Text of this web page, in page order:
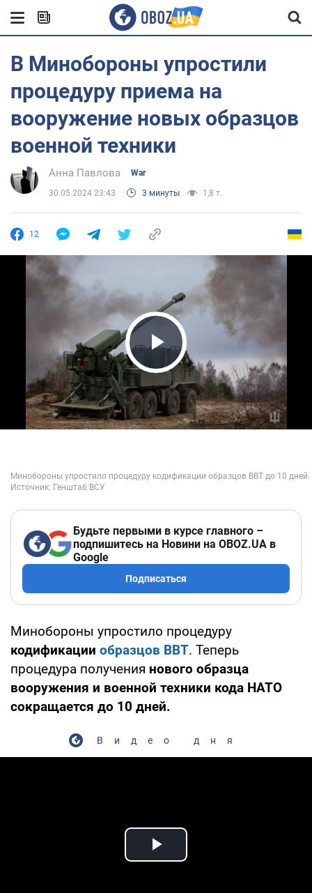
В Минобороны упростили
процедуру приема на
вооружение новых образцов
военной техники
Анна Павлова War
30.05.2024 23:43 3 минуты 1,8 т.
12
Play Video
Будьте первыми в курсе главного –
подпишитесь на Новини на OBOZ.UA в
Google
Подписаться
Минобороны упростило процедуру
кодификации образцов ВВТ. Теперь
процедура получения нового образца
вооружения и военной техники кода НАТО
сокращается до 10 дней.
Видео дня
Play Video